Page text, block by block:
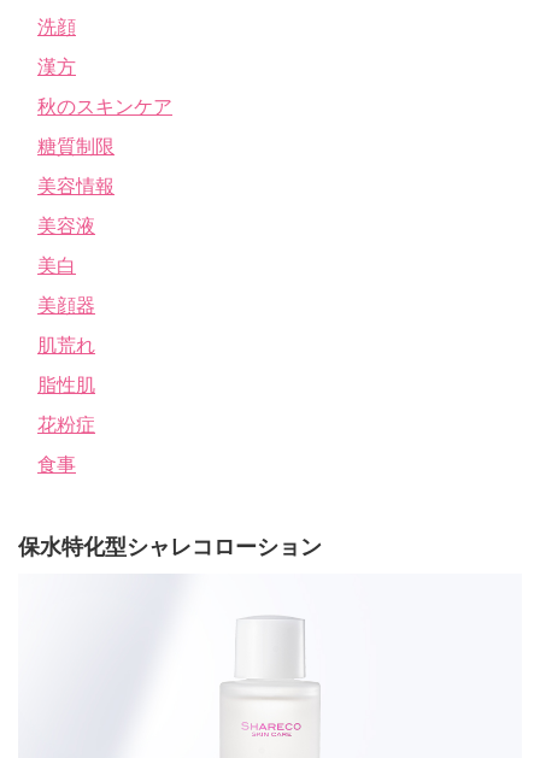
洗顔
漢方
秋のスキンケア
糖質制限
美容情報
美容液
美白
美顔器
肌荒れ
脂性肌
花粉症
食事
保水特化型シャレコローション